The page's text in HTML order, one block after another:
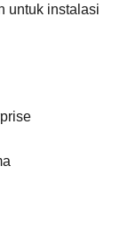
untuk instalasi